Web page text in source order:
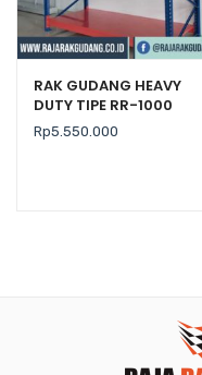
RAK GUDANG HEAVY
DUTY TIPE RR-1000
Rp5.550.000